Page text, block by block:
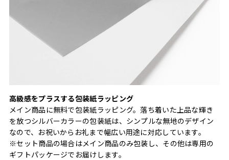
高級感をプラスする包装紙ラッピング
メイン商品に無料で包装紙ラッピング。落ち着いた上品な輝き
を放つシルバーカラーの包装紙は、シンプルな無地のデザイン
なので、お祝いからお礼まで幅広い用途に対応しています。
※セット商品の場合はメイン商品のみ包装し、その他は専用の
ギフトパッケージでお届けします。